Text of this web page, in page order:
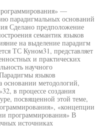
—
парадигмальных оснований
Сделано предположение
семантик языков
на выделение парадигм
ТС Куном31, представляет
и практических
научного
языков
основании методологий,
в процессе создания
посвященной этой теме,
«концепции
программирования» В
источниках